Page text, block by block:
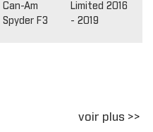
Can-Am
Spyder F3
Limited 2016
- 2019
voir plus >>